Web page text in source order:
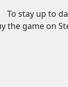
To stay up to
the game on